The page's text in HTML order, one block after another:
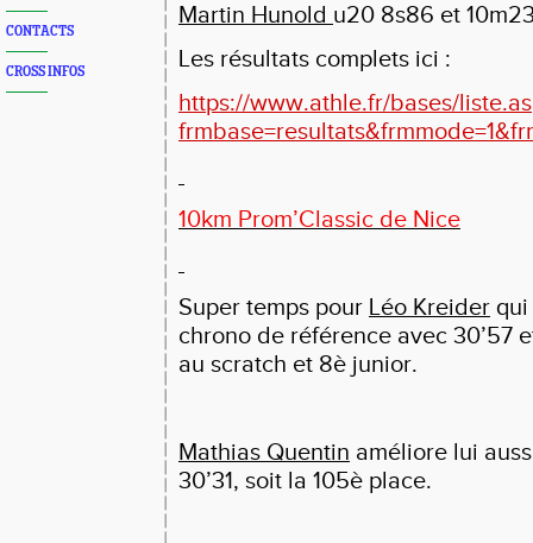
CONTACTS
CROSS INFOS
Martin Hunold u20 8s86 et
Les résultats complets ici :
https://www.athle.fr/bases/
10km Prom’Classic de Nice
Super temps pour Léo Kreider
chrono de référence avec 30’57
au scratch et 8è junior.
Mathias Quentin améliore lui
30’31, soit la 105è place.